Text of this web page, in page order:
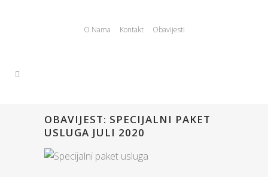
O Nama Kontakt Obavijesti
OBAVIJEST: SPECIJALNI PAKET
USLUGA JULI 2020